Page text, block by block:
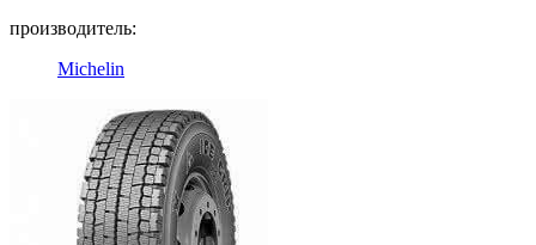
производитель:
Michelin